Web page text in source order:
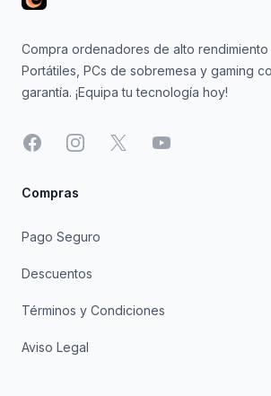
Compra ordenadores de alto
Portátiles, PCs de sobremesa y gaming
garantía. ¡Equipa tu tecnología hoy!
FacebookInstagram
X YouTube
Compras
Pago Seguro
Descuentos
Términos y Condiciones
Aviso Legal